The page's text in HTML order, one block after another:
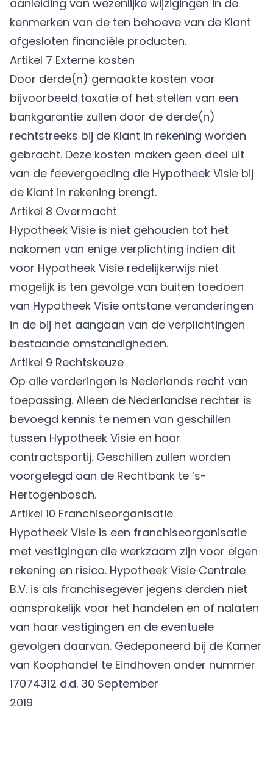
aanleiding van wezenlijke wijzigingen in de
kenmerken van de ten behoeve van de Klant
afgesloten financiële producten.
Artikel 7 Externe kosten
Door derde(n) gemaakte kosten voor
bijvoorbeeld taxatie of het stellen van een
bankgarantie zullen door de derde(n)
rechtstreeks bij de Klant in rekening worden
gebracht. Deze kosten maken geen deel uit
van de feevergoeding die Hypotheek Visie bij
de Klant in rekening brengt.
Artikel 8 Overmacht
Hypotheek Visie is niet gehouden tot het
nakomen van enige verplichting indien dit
voor Hypotheek Visie redelijkerwijs niet
mogelijk is ten gevolge van buiten toedoen
van Hypotheek Visie ontstane veranderingen
in de bij het aangaan van de verplichtingen
bestaande omstandigheden.
Artikel 9 Rechtskeuze
Op alle vorderingen is Nederlands recht van
toepassing. Alleen de Nederlandse rechter is
bevoegd kennis te nemen van geschillen
tussen Hypotheek Visie en haar
contractspartij. Geschillen zullen worden
voorgelegd aan de Rechtbank te ’s-
Hertogenbosch.
Artikel 10 Franchiseorganisatie
Hypotheek Visie is een franchiseorganisatie
met vestigingen die werkzaam zijn voor eigen
rekening en risico. Hypotheek Visie Centrale
B.V. is als franchisegever jegens derden niet
aansprakelijk voor het handelen en of nalaten
van haar vestigingen en de eventuele
gevolgen daarvan. Gedeponeerd bij de Kamer
van Koophandel te Eindhoven onder nummer
17074312 d.d. 30 September
2019